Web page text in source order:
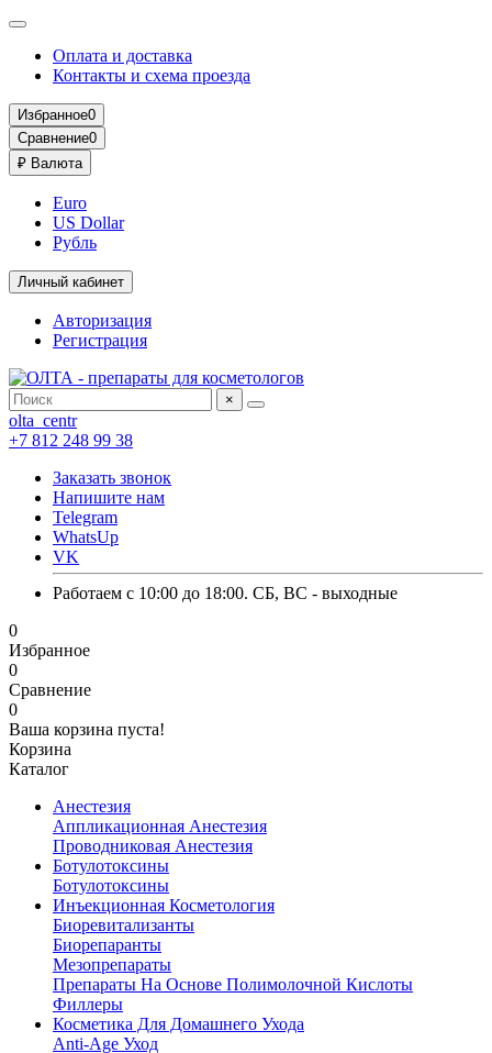
Оплата и доставка
Контакты и схема проезда
Избранное0
Сравнение0
₽ Валюта
Euro
US Dollar
Рубль
Личный кабинет
Авторизация
Регистрация
×
olta_centr
+7 812 248 99 38
Заказать звонок
Напишите нам
Telegram
WhatsUp
VK
Работаем с 10:00 до 18:00. СБ, ВС - выходные
0
Избранное
0
Сравнение
0
Ваша корзина пуста!
Корзина
Каталог
Анестезия
Аппликационная Анестезия
Проводниковая Анестезия
Ботулотоксины
Ботулотоксины
Инъекционная Косметология
Биоревитализанты
Биорепаранты
Мезопрепараты
Препараты На Основе Полимолочной Кислоты
Филлеры
Косметика Для Домашнего Ухода
Anti-Age Уход